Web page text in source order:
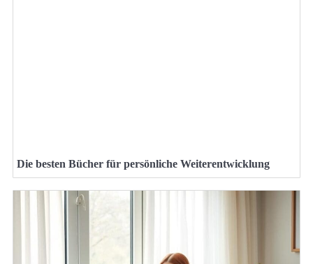
Die besten Bücher für persönliche Weiterentwicklung